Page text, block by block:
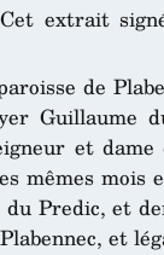
extrait
de
Guillaume
et
mêmes
Predic, et
et